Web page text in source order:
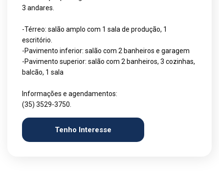
3 andares.
-Térreo: salão amplo com 1 sala de produção, 1
escritório.
-Pavimento inferior: salão com 2 banheiros e garagem
-Pavimento superior: salão com 2 banheiros, 3 cozinhas,
balcão, 1 sala
Informações e agendamentos:
(35) 3529-3750.
Tenho Interesse